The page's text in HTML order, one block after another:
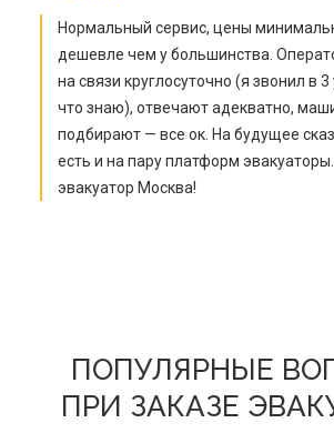
Нормальный сервис, цены
дешевле чем у большинства.
на связи круглосуточно (я звонил в 3
что знаю), отвечают адекватно,
подбирают — все ок. На будущее
есть и на пару платформ
эвакуатор Москва!
ПОПУЛЯРНЫЕ
ПРИ ЗАКАЗЕ